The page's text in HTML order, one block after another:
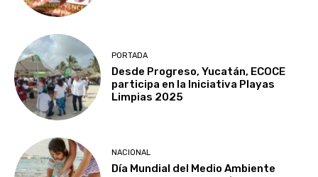
PORTADA
Desde Progreso, Yucatán, ECOCE
participa en la Iniciativa Playas
Limpias 2025
NACIONAL
Día Mundial del Medio Ambiente